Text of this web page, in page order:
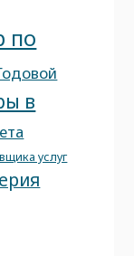
по
в
услуг